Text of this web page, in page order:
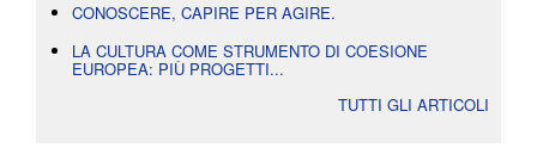
CONOSCERE, CAPIRE PER AGIRE.
LA CULTURA COME STRUMENTO DI COESIONE
EUROPEA: PIÙ PROGETTI...
TUTTI GLI ARTICOLI